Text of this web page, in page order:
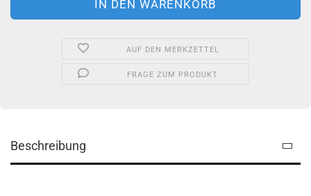
AUF DEN MERKZETTEL
FRAGE ZUM PRODUKT
Beschreibung